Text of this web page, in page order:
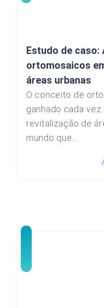
Estudo de caso:
ortomosaicos
áreas urbanas
O conceito de
ganhado cada
revitalização de
mundo que...